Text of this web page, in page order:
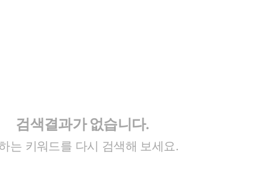
검색결과가 없습니다.
는 키워드를 다시 검색해 보세요.